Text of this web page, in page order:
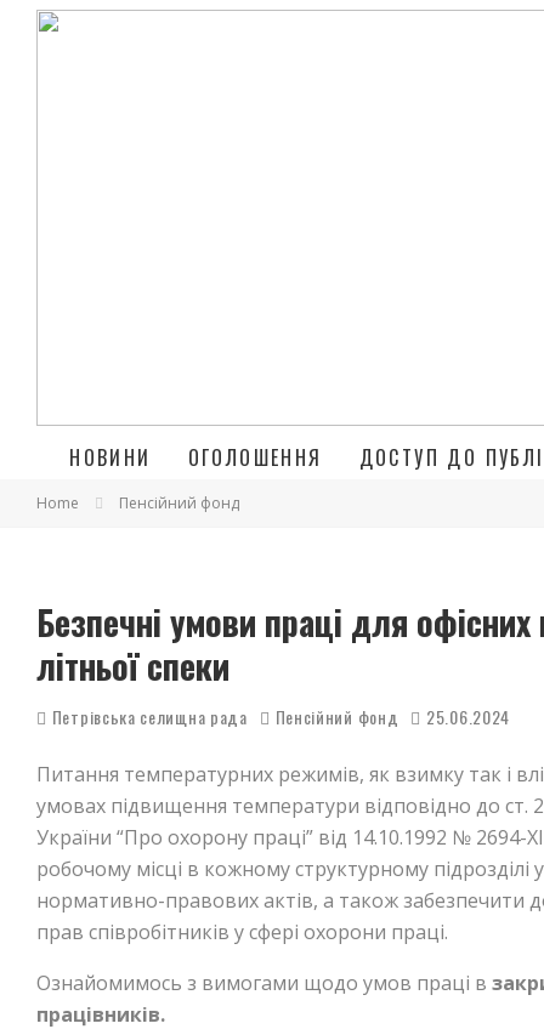
НОВИНИ ОГОЛОШЕННЯ ДОСТУП ДО
Home Пенсійний фонд
Безпечні умови праці для офісних
літньої спеки
Петрівська селищна рада Пенсійний фонд 25.06.2024
Питання температурних режимів, як взимку так і
умовах підвищення температури відповідно до ст.
України “Про охорону праці” від 14.10.1992 №
робочому місці в кожному структурному
нормативно-правових актів, а також
прав співробітників у сфері охорони праці.
Ознайомимось з вимогами щодо умов праці в
працівників.